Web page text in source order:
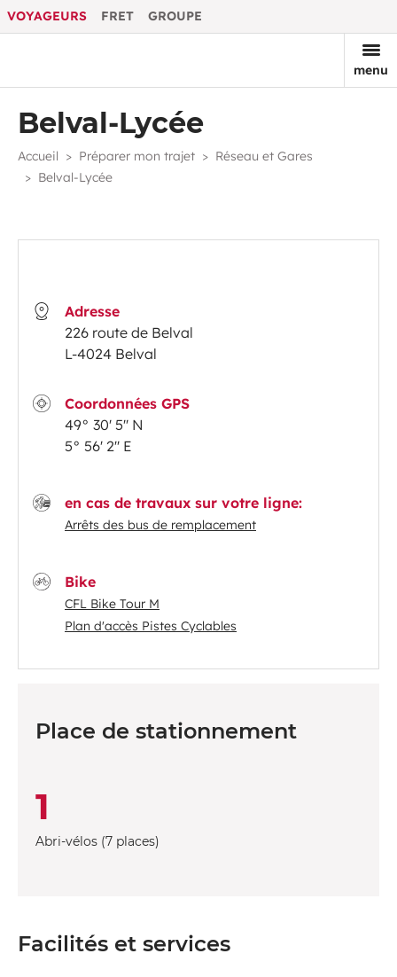
VOYAGEURS FRET GROUPE
menu
Belval-Lycée
Accueil Préparer mon trajet
Réseau et Gares
Belval-Lycée
Adresse
226 route de Belval
L-4024 Belval
Coordonnées GPS
49° 30' 5'' N
5° 56' 2'' E
en cas de travaux sur votre ligne:
Arrêts des bus de remplacement
Bike
CFL Bike Tour M
Plan d'accès Pistes Cyclables
Place de stationnement
1
Abri-vélos (7 places)
Facilités et services